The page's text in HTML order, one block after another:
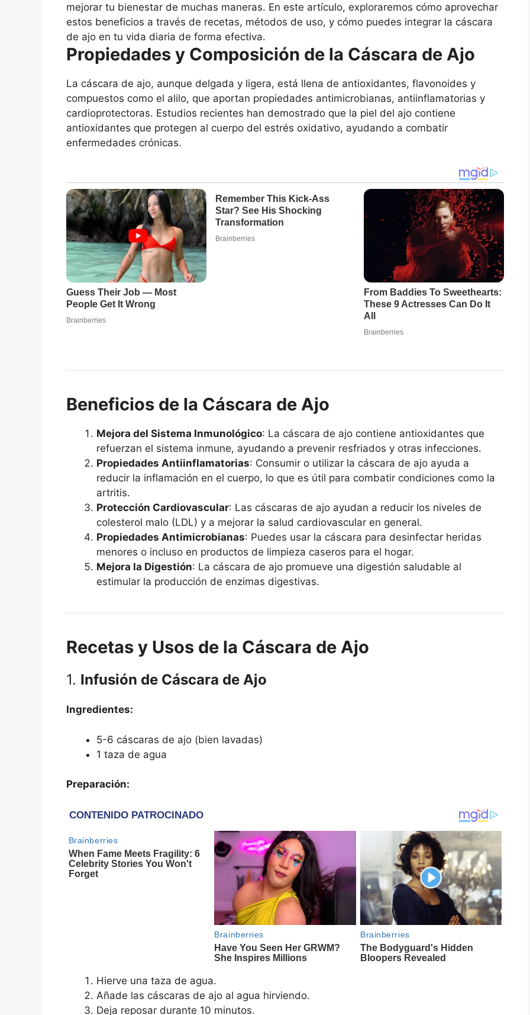
mejorar tu bienestar de muchas maneras. En este artículo, exploraremos cómo aprovechar
estos beneficios a través de recetas, métodos de uso, y cómo puedes integrar la cáscara
de ajo en tu vida diaria de forma efectiva.
Propiedades y Composición de la Cáscara de Ajo
La cáscara de ajo, aunque delgada y ligera, está llena de antioxidantes, flavonoides y
compuestos como el alilo, que aportan propiedades antimicrobianas, antiinflamatorias y
cardioprotectoras. Estudios recientes han demostrado que la piel del ajo contiene
antioxidantes que protegen al cuerpo del estrés oxidativo, ayudando a combatir
enfermedades crónicas.
Beneficios de la Cáscara de Ajo
Mejora del Sistema Inmunológico: La cáscara de ajo contiene antioxidantes que
refuerzan el sistema inmune, ayudando a prevenir resfriados y otras infecciones.
Propiedades Antiinflamatorias: Consumir o utilizar la cáscara de ajo ayuda a
reducir la inflamación en el cuerpo, lo que es útil para combatir condiciones como la
artritis.
Protección Cardiovascular: Las cáscaras de ajo ayudan a reducir los niveles de
colesterol malo (LDL) y a mejorar la salud cardiovascular en general.
Propiedades Antimicrobianas: Puedes usar la cáscara para desinfectar heridas
menores o incluso en productos de limpieza caseros para el hogar.
Mejora la Digestión: La cáscara de ajo promueve una digestión saludable al
estimular la producción de enzimas digestivas.
Recetas y Usos de la Cáscara de Ajo
1. Infusión de Cáscara de Ajo
Ingredientes:
5-6 cáscaras de ajo (bien lavadas)
1 taza de agua
Preparación:
Hierve una taza de agua.
Añade las cáscaras de ajo al agua hirviendo.
Deja reposar durante 10 minutos.